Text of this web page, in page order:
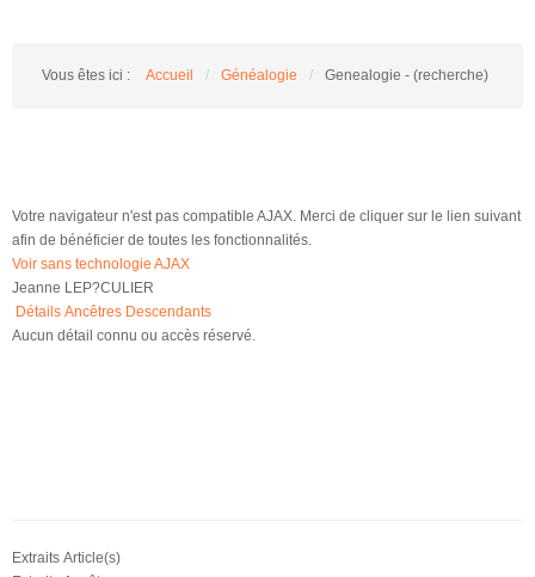
Vous êtes ici : Accueil / Généalogie / Genealogie - (recherche)
Votre navigateur n'est pas compatible AJAX. Merci de cliquer sur le lien suivant
afin de bénéficier de toutes les fonctionnalités.
Voir sans technologie AJAX
Jeanne LEP?CULIER
Détails Ancêtres Descendants
Aucun détail connu ou accès réservé.
Extraits Article(s)